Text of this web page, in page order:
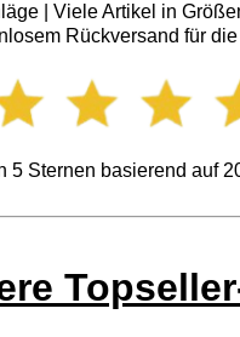
| Viele Artikel in
Rückversand für
5Sternen basierend auf